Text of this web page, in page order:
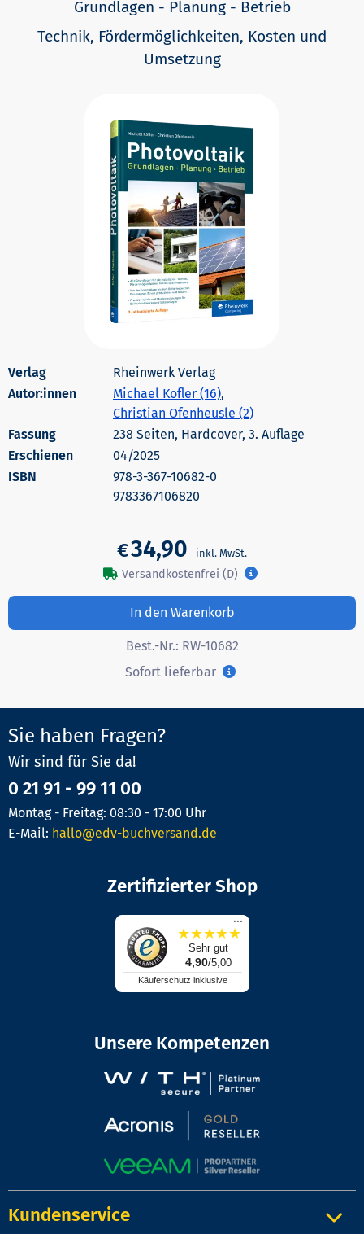
Grundlagen - Planung - Betrieb
Technik, Fördermöglichkeiten, Kosten und
Umsetzung
Rheinwerk Verlag
Autor:innen
Michael Kofler (16),
Christian Ofenheusle (2)
238 Seiten, Hardcover, 3. Auflage
Erschienen
04/2025
978-3-367-10682-0
9783367106820
€34,90
Versandkostenfrei (D)
In den Warenkorb
Best.-Nr.: RW-10682
Sofort lieferbar
Sie haben Fragen?
Wir sind für Sie da!
0 21 91 - 99 11 00
Montag - Freitag: 08:30 - 17:00 Uhr
E-Mail: hallo@edv-buchversand.de
Zertifizierter Shop
...
★★★★★
Sehr gut
4,90/5,00
Käuferschutz inklusive
Unsere Kompetenzen
Kundenservice